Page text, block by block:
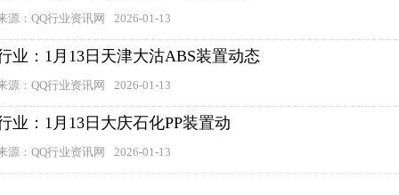
源：QQ行业资讯网 2026-01-13
业：1月13日天津大沽ABS装置动态
源：QQ行业资讯网 2026-01-13
业：1月13日大庆石化PP装置动
源：QQ行业资讯网 2026-01-13